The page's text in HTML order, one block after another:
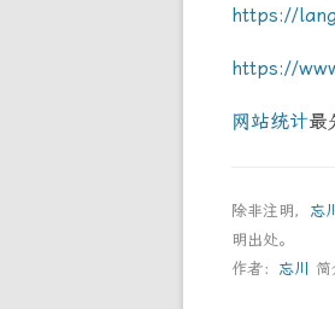
https://
https://
网站统计最
除非注明， 忘
明出处。
作者： 忘川 简